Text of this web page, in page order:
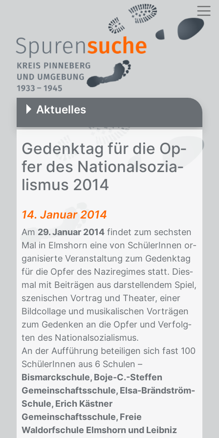
Aktuelles
Ge­denk­tag für die Op­
fer des Na­tio­nal­so­zia­
lis­mus 2014
14. Januar 2014
Am 29. Januar 2014 fin­det zum sechs­ten
Mal in Elms­horn eine von Schü­le­rIn­nen or­
ga­ni­sier­te Ver­an­stal­tung zum Ge­denk­tag
für die Op­fer des Na­zi­re­gimes statt. Dies­
mal mit Bei­trä­gen aus dar­stel­len­dem Spiel,
sze­ni­schen Vor­trag und Thea­ter, ei­ner
Bild­col­la­ge und mu­si­ka­li­schen Vor­trä­gen
zum Ge­den­ken an die Op­fer und Ver­folg­
ten des Na­tio­nal­so­zia­lis­mus.
An der Auf­füh­rung be­tei­li­gen sich fast 100
Schü­le­rIn­nen aus 6 Schu­len –
Bismarckschule, Boje-C.-Steffen
Gemeinschaftsschule, Elsa-Brändström-
Schule, Erich Kästner
Gemeinschaftsschule, Freie
Waldorfschule Elmshorn und Leibniz